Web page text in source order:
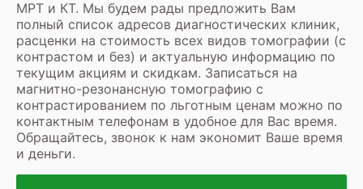
МРТ и КТ. Мы будем рады предложить Вам
полный список адресов диагностических клиник,
расценки на стоимость всех видов томографии (с
контрастом и без) и актуальную информацию по
текущим акциям и скидкам. Записаться на
магнитно-резонансную томографию с
контрастированием по льготным ценам можно по
контактным телефонам в удобное для Вас время.
Обращайтесь, звонок к нам экономит Ваше время
и деньги.